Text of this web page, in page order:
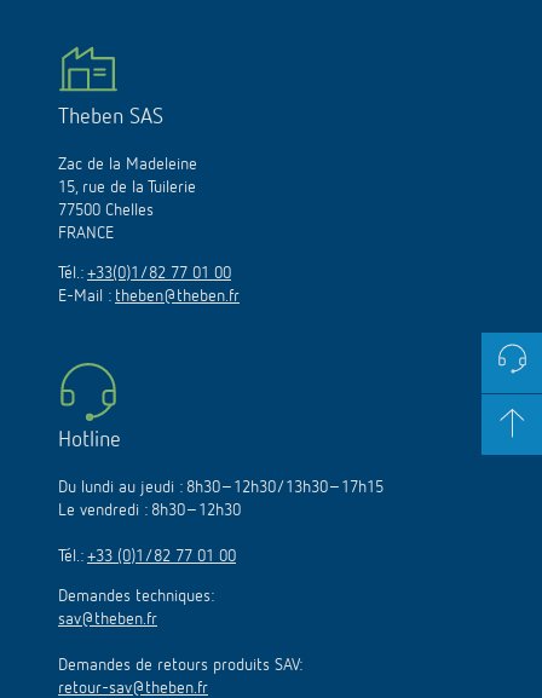
Theben SAS
Zac de la Madeleine
15, rue de la Tuilerie
77500 Chelles
FRANCE
Tél.: +33(0)1/82 77 01 00
E-Mail : theben@theben.fr
Hotline
Du lundi au jeudi : 8h30–12h30/13h30–17h15
Le vendredi : 8h30–12h30
Tél.: +33 (0)1/82 77 01 00
Demandes techniques:
sav@theben.fr
Demandes de retours produits SAV:
retour-sav@theben.fr